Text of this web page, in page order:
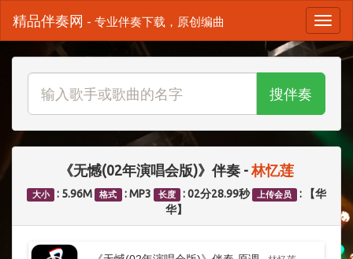
精品伴奏网 - 专业伴奏下载，原创编曲
搜伴奏
《无憾(02年演唱会版)》伴奏 -林忆莲
大小 : 5.96M 格式 : MP3 长度 : 02分28.99秒 上传会员
: 【华
华】